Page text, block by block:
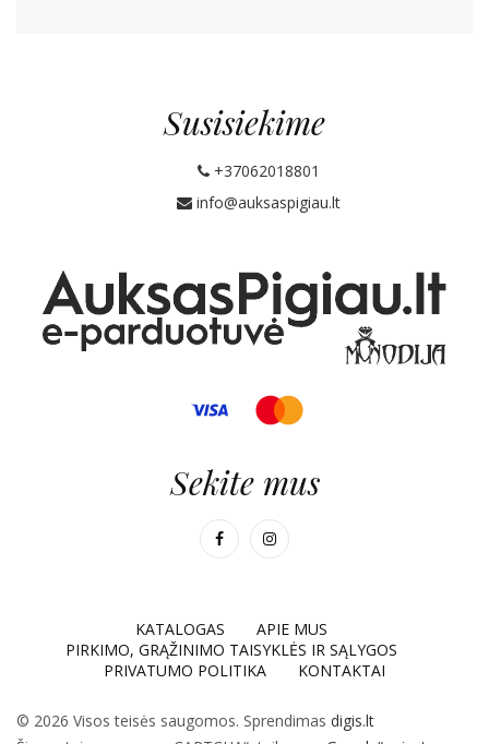
Susisiekime
+37062018801
info@auksaspigiau.lt
Sekite mus
KATALOGAS
APIE MUS
PIRKIMO, GRĄŽINIMO TAISYKLĖS IR SĄLYGOS
PRIVATUMO POLITIKA
KONTAKTAI
© 2026 Visos teisės saugomos. Sprendimas digis.lt